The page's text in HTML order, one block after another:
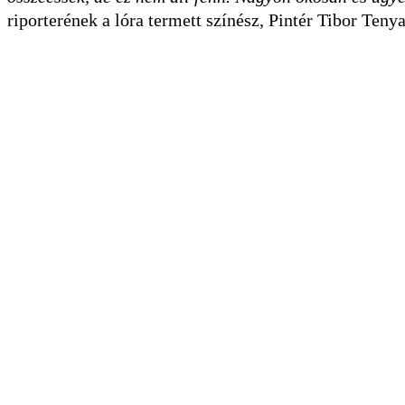
riporterének a lóra termett színész, Pintér Tibor